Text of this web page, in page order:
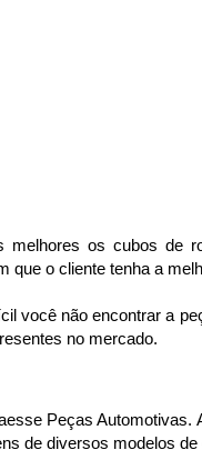
melhores os cubos
que o cliente tenha a
você não encontrar a
no mercado.
Peças
de diversos modelos